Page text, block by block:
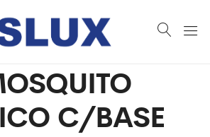
C/BASE